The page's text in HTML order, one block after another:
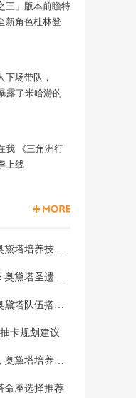
三」版本前瞻特
新角色杜林登
下场带队，
露了米哈游的
我 《三角洲行
上线
原神奥黛塔值不值得培养 奥黛塔培养技巧分享
原神奥黛塔圣遗物怎么选择 奥黛塔圣遗物词条选择攻略
原神奥黛塔队伍怎么搭配 奥黛塔队伍搭配推荐
卡规划建议
原神奥黛塔培养材料是什么 奥黛塔培养材料一览
命座选择推荐